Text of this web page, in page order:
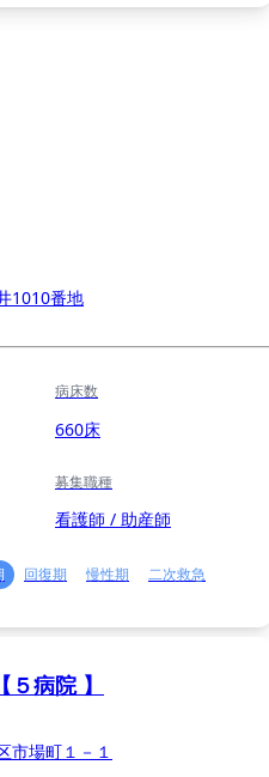
1010番地
病床数
660床
募集職種
看護師 / 助産師
回復期 慢性期
二次救急
病院 】
市場町１－１